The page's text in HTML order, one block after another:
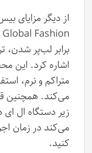
از دیگر مزایای
برابر لب‌پر
اشاره کرد. این
متراکم و نرم،
می‌کند.
زیر دستگاه ال
می‌کند در زمان
کنید.